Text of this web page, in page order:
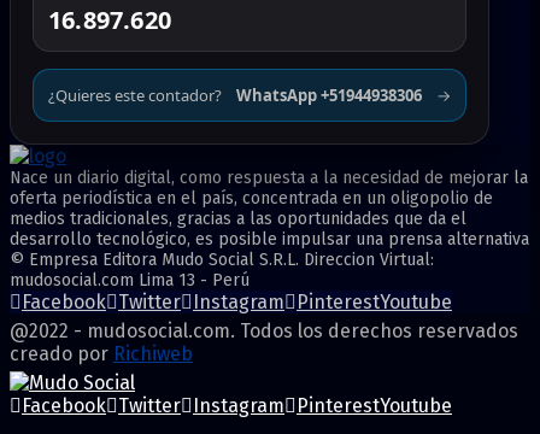
16.897.620
¿Quieres este contador? WhatsApp +51944938306 →
Nace un diario digital, como respuesta a la necesidad de mejorar la
oferta periodística en el país, concentrada en un oligopolio de
medios tradicionales, gracias a las oportunidades que da el
desarrollo tecnológico, es posible impulsar una prensa alternativa
© Empresa Editora Mudo Social S.R.L. Direccion Virtual:
mudosocial.com Lima 13 - Perú
Facebook Twitter Instagram PinterestYoutube
@2022 - mudosocial.com. Todos los derechos reservados
creado por Richiweb
Facebook Twitter Instagram PinterestYoutube